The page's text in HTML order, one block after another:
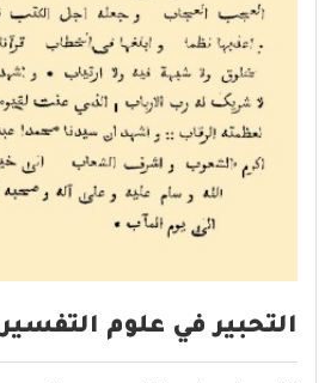
التحبير في علوم التفسير